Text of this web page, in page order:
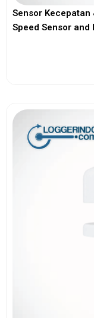
Sensor Kecepatan
Speed Sensor and